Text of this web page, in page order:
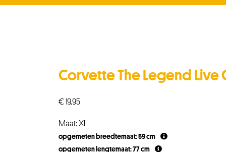
Corvette The Legend Live
€19,95
Maat: XL
opgemeten breedtemaat: 59 cm
opgemeten lengtemaat: 77 cm